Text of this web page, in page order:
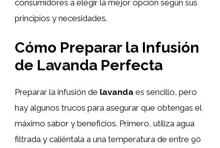
consumidores a elegir la mejor opción según sus
principios y necesidades.
Cómo Preparar la Infusión
de Lavanda Perfecta
Preparar la infusión de lavanda es sencillo, pero
hay algunos trucos para asegurar que obtengas el
máximo sabor y beneficios. Primero, utiliza agua
filtrada y caliéntala a una temperatura de entre 90